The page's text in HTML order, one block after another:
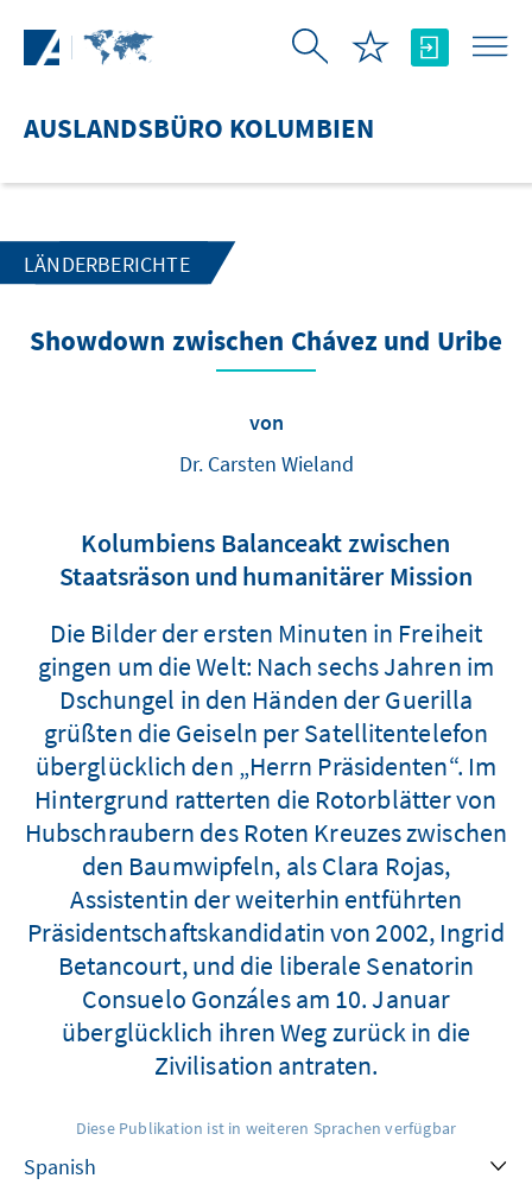
AUSLANDSBÜRO KOLUMBIEN
LÄNDERBERICHTE
Showdown zwischen Chávez und Uribe
von
Dr. Carsten Wieland
Kolumbiens Balanceakt zwischen
Staatsräson und humanitärer Mission
Die Bilder der ersten Minuten in Freiheit
gingen um die Welt: Nach sechs Jahren im
Dschungel in den Händen der Guerilla
grüßten die Geiseln per Satellitentelefon
überglücklich den „Herrn Präsidenten“. Im
Hintergrund ratterten die Rotorblätter von
Hubschraubern des Roten Kreuzes zwischen
den Baumwipfeln, als Clara Rojas,
Assistentin der weiterhin entführten
Präsidentschaftskandidatin von 2002, Ingrid
Betancourt, und die liberale Senatorin
Consuelo Gonzáles am 10. Januar
überglücklich ihren Weg zurück in die
Zivilisation antraten.
Diese Publikation ist in weiteren Sprachen verfügbar